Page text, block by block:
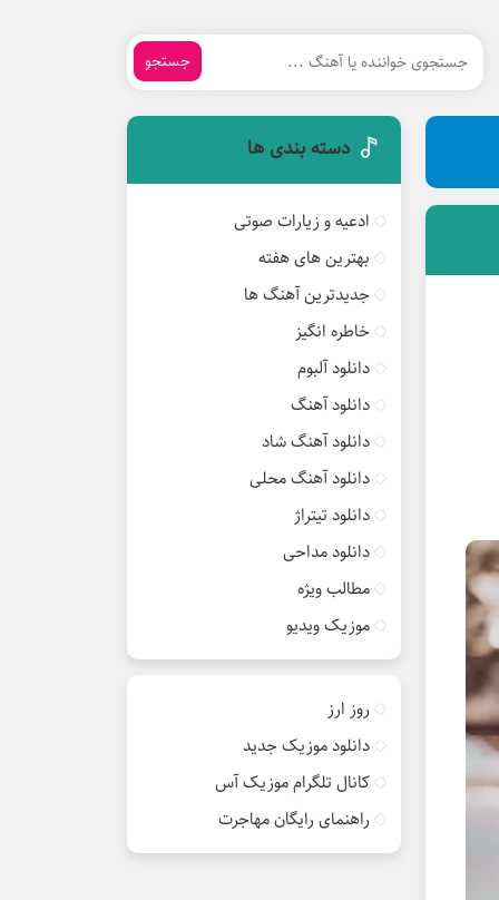
جستجو
دسته بندی ها
ادعیه و زیارات صوتی
بهترین های هفته
جدیدترین آهنگ ها
خاطره انگیز
دانلود آلبوم
دانلود آهنگ
دانلود آهنگ شاد
دانلود آهنگ محلی
دانلود تیتراژ
دانلود مداحی
مطالب ویژه
موزیک ویدیو
روز ارز
دانلود موزیک جدید
کانال تلگرام موزیک آس
راهنمای رایگان مهاجرت